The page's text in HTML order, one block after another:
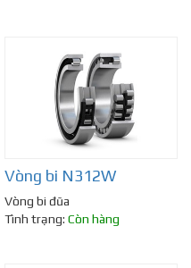
Vòng bi N312W
Vòng bi đũa
Tình trạng: Còn hàng